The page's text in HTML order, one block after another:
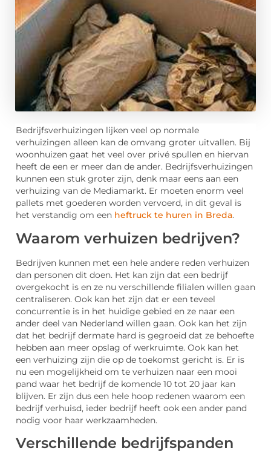
Bedrijfsverhuizingen lijken veel op normale
verhuizingen alleen kan de omvang groter uitvallen. Bij
woonhuizen gaat het veel over privé spullen en hiervan
heeft de een er meer dan de ander. Bedrijfsverhuizingen
kunnen een stuk groter zijn, denk maar eens aan een
verhuizing van de Mediamarkt. Er moeten enorm veel
pallets met goederen worden vervoerd, in dit geval is
het verstandig om een heftruck te huren in Breda.
Waarom verhuizen bedrijven?
Bedrijven kunnen met een hele andere reden verhuizen
dan personen dit doen. Het kan zijn dat een bedrijf
overgekocht is en ze nu verschillende filialen willen gaan
centraliseren. Ook kan het zijn dat er een teveel
concurrentie is in het huidige gebied en ze naar een
ander deel van Nederland willen gaan. Ook kan het zijn
dat het bedrijf dermate hard is gegroeid dat ze behoefte
hebben aan meer opslag of werkruimte. Ook kan het
een verhuizing zijn die op de toekomst gericht is. Er is
nu een mogelijkheid om te verhuizen naar een mooi
pand waar het bedrijf de komende 10 tot 20 jaar kan
blijven. Er zijn dus een hele hoop redenen waarom een
bedrijf verhuisd, ieder bedrijf heeft ook een ander pand
nodig voor haar werkzaamheden.
Verschillende bedrijfspanden